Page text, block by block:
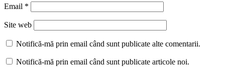
Email *
Site web
Notifică-mă prin email când sunt publicate alte comentarii.
Notifică-mă prin email când sunt publicate articole noi.